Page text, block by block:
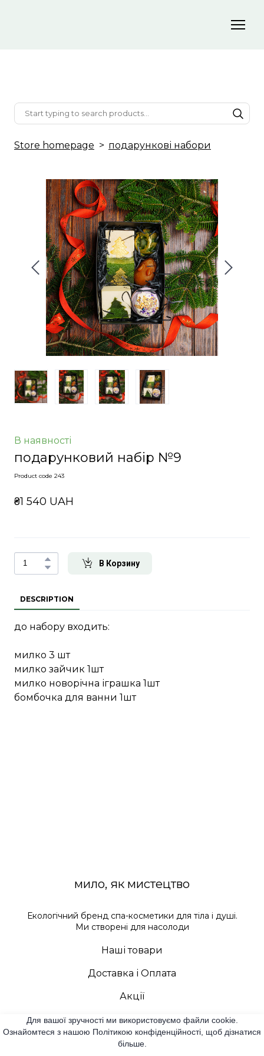
Store homepage подарункові набори
В наявності
подарунковий набір №9
Product code 243
₴1 540 UAH
В Корзину
DESCRIPTION
до набору входить:
милко 3 шт
милко зайчик 1шт
милко новорічна іграшка 1шт
бомбочка для ванни 1шт
мило, як мистецтво
Екологічний бренд спа-косметики для тіла і душі.
Ми створені для насолоди
Наші товари
Доставка і Оплата
Акції
Контакти
Для вашої зручності ми використовуємо файли cookie.
Ознайомтеся з нашою Політикою конфіденційності, щоб дізнатися
більше.